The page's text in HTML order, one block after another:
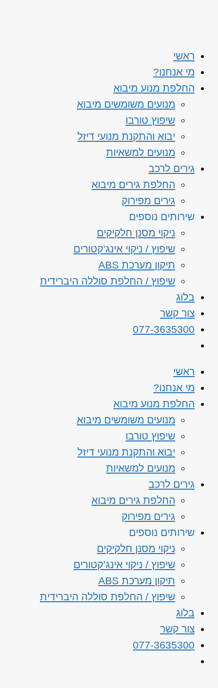
ראשי
מי אנחנו?
החלפת מנוע מיבוא
מנועים משומשים מיבוא
שיפוץ טורבו
יבוא והתקנת מנועי דיזל
מנועים למשאיות
גירים לרכב
החלפת גירים מיבוא
גירים מפירוק
שירותים נוספים
ניקוי מסנן חלקיקים
שיפוץ / ניקוי אינג’קטורים
תיקון מערכת ABS
שיפוץ / החלפת סוללה היברידית
בלוג
צור קשר
077-3635300
ראשי
מי אנחנו?
החלפת מנוע מיבוא
מנועים משומשים מיבוא
שיפוץ טורבו
יבוא והתקנת מנועי דיזל
מנועים למשאיות
גירים לרכב
החלפת גירים מיבוא
גירים מפירוק
שירותים נוספים
ניקוי מסנן חלקיקים
שיפוץ / ניקוי אינג’קטורים
תיקון מערכת ABS
שיפוץ / החלפת סוללה היברידית
בלוג
צור קשר
077-3635300